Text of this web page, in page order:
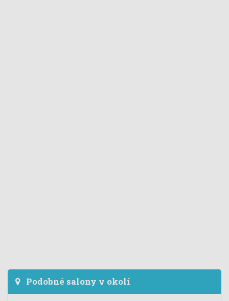
Podobné salony v okolí